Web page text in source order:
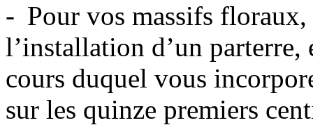
Pour vos massifs
l’installation d’un parterre,
cours duquel vous
sur les quinze premiers